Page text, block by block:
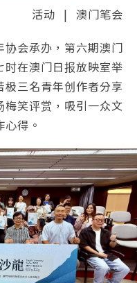
活动 | 澳门笔会
会承办，第六期澳门
在澳门日报放映室举
三名青年创作者分享
笑评赏，吸引一众文
得。